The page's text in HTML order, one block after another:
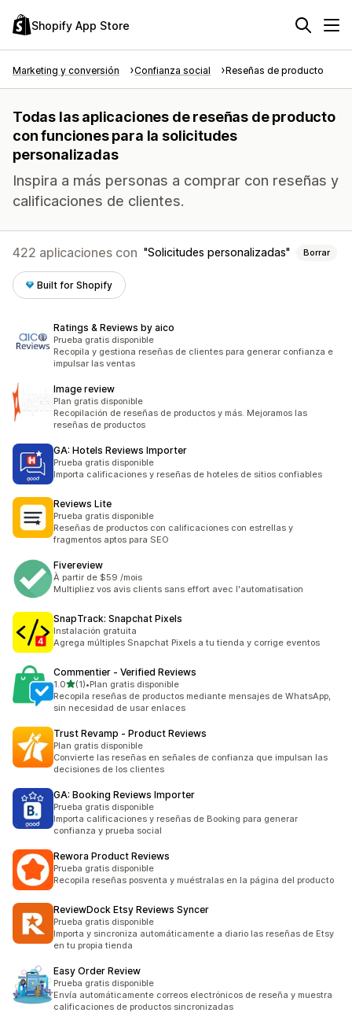
Shopify App Store
Marketing y conversión Confianza social Reseñas de producto
Todas las aplicaciones de reseñas de producto
con funciones para la solicitudes
personalizadas
Inspira a más personas a comprar con reseñas y
calificaciones de clientes.
422 aplicaciones con Solicitudes personalizadas Borrar
Built for Shopify
Ratings & Reviews by aico
Prueba gratis disponible
Recopila y gestiona reseñas de clientes para generar confianza e
impulsar las ventas
Image review
Plan gratis disponible
Recopilación de reseñas de productos y más. Mejoramos las
reseñas de productos
GA: Hotels Reviews Importer
Prueba gratis disponible
Importa calificaciones y reseñas de hoteles de sitios confiables
Reviews Lite
Prueba gratis disponible
Reseñas de productos con calificaciones con estrellas y
fragmentos aptos para SEO
Fivereview
À partir de $59 /mois
Multipliez vos avis clients sans effort avec l'automatisation
SnapTrack: Snapchat Pixels
Instalación gratuita
Agrega múltiples Snapchat Pixels a tu tienda y corrige eventos
Commentier ‑ Verified Reviews
1.0de 5 estrellas
(1)
1 reseñas en total
•Plan gratis disponible
Recopila reseñas de productos mediante mensajes de WhatsApp,
sin necesidad de usar enlaces
Trust Revamp ‑ Product Reviews
Plan gratis disponible
Convierte las reseñas en señales de confianza que impulsan las
decisiones de los clientes
GA: Booking Reviews Importer
Prueba gratis disponible
Importa calificaciones y reseñas de Booking para generar
confianza y prueba social
Rewora Product Reviews
Prueba gratis disponible
Recopila reseñas posventa y muéstralas en la página del producto
ReviewDock Etsy Reviews Syncer
Prueba gratis disponible
Importa y sincroniza automáticamente a diario las reseñas de Etsy
en tu propia tienda
Easy Order Review
Prueba gratis disponible
Envía automáticamente correos electrónicos de reseña y muestra
calificaciones de productos sincronizadas